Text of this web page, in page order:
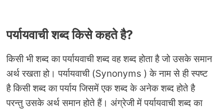
पर्यायवाची शब्द किसे कहते है?
किसी भी शब्द का पर्यायवाची शब्द वह शब्द होता है जो उसके समान
अर्थ रखता हो। पर्यायवाची (Synonyms ) के नाम से ही स्पष्ट
है किसी शब्द का पर्याय जिसमें एक शब्द के अनेक शब्द होते है
परन्तु उसके अर्थ समान होते हैं। अंग्रेजी में पर्यायवाची शब्द का